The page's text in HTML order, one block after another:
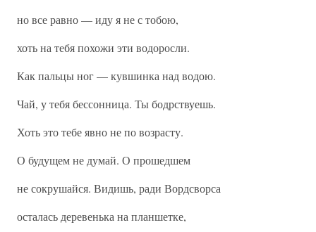
но все равно — иду я не с тобою,
хоть на тебя похожи эти водоросли.
Как пальцы ног — кувшинка над водою.
Чай, у тебя бессонница. Ты бодрствуешь.
Хоть это тебе явно не по возрасту.
О будущем не думай. О прошедшем
не сокрушайся. Видишь, ради Вордсворса
осталась деревенька на планшетке,